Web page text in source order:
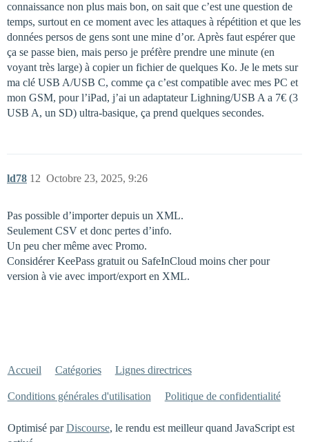
connaissance non plus mais bon, on sait que c’est une question de
temps, surtout en ce moment avec les attaques à répétition et que les
données persos de gens sont une mine d’or. Après faut espérer que
ça se passe bien, mais perso je préfère prendre une minute (en
voyant très large) à copier un fichier de quelques Ko. Je le mets sur
ma clé USB A/USB C, comme ça c’est compatible avec mes PC et
mon GSM, pour l’iPad, j’ai un adaptateur Lighning/USB A a 7€ (3
USB A, un SD) ultra-basique, ça prend quelques secondes.
ld78 Octobre 23, 2025, 9:26
12
Pas possible d’importer depuis un XML.
Seulement CSV et donc pertes d’info.
Un peu cher même avec Promo.
Considérer KeePass gratuit ou SafeInCloud moins cher pour
version à vie avec import/export en XML.
Accueil Catégories Lignes directrices
Conditions générales d'utilisation Politique de confidentialité
Optimisé parDiscourse, le rendu est meilleur quand JavaScript est